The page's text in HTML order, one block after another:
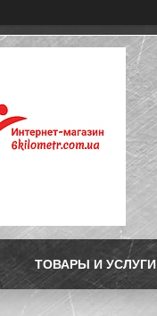
ТОВАРЫ И УСЛУГИ